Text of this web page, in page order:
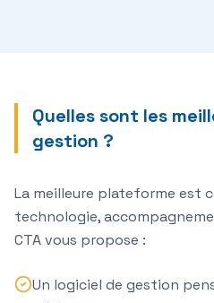
Quelles sont les
gestion ?
La meilleure plateforme est
technologie,
CTA vous propose :
Un logiciel de gestion